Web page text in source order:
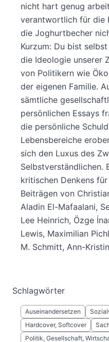
nicht hart genug
verantwortlich für die
die Joghurtbecher
Kurzum: Du bist
die Ideologie unserer
von Politikern wie
der eigenen Familie.
sämtliche
persönlichen Essays
die persönliche
Lebensbereiche
sich den Luxus des
Selbstverständlichen.
kritischen Denkens
Beiträgen von
Aladin El-Mafaalani,
Lee Heinrich, Özge
Lewis, Maximilian
M. Schmitt, Ann-
Schlagwörter
Auseinandersetzen
Hardcover, Softcover
Politik, Gesellschaft,